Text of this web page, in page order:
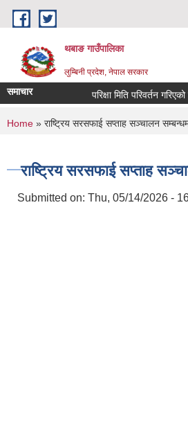
Skip to main content
थबाङ गाउँपालिका
लुम्बिनी प्रदेश, नेपाल सरकार
समाचार परिक्षा मिति परिवर्तन गरिएको
You are here
Home » राष्ट्रिय सरसफाई सप्ताह सञ्चालन
राष्ट्रिय सरसफाई सप्ताह
Submitted on: Thu, 05/14/2026 -